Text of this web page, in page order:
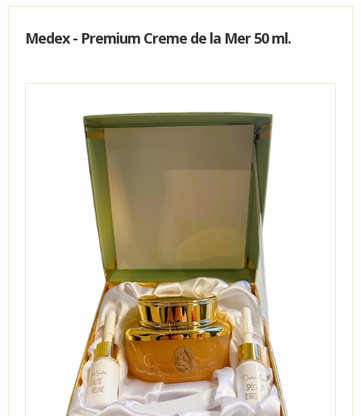
FAVORIT
Medex - Premium Creme de la Mer 50 ml.